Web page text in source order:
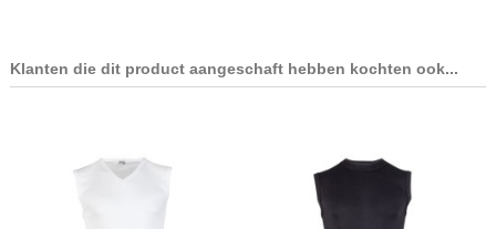
Klanten die dit product aangeschaft hebben kochten ook...